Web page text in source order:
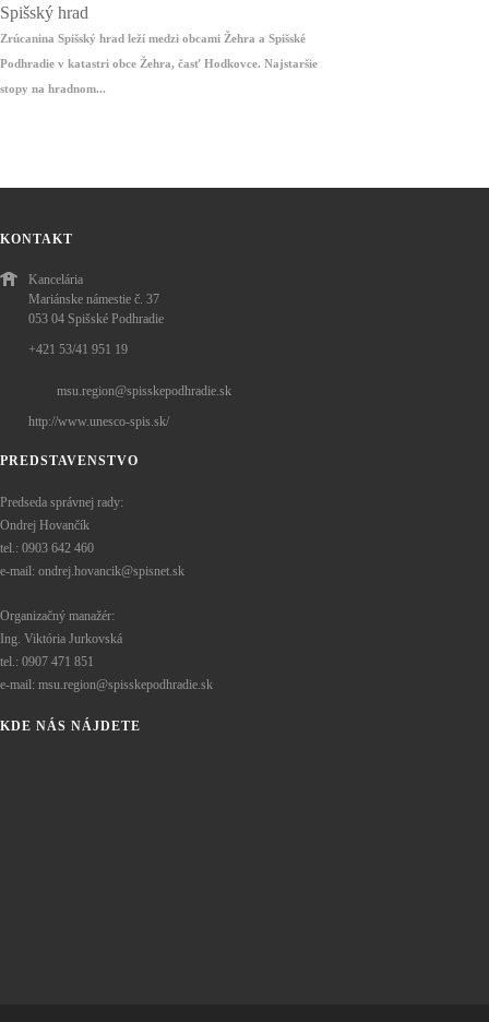
Spišský hrad
Zrúcanina Spišský hrad leží medzi obcami Žehra a Spišské
Podhradie v katastri obce Žehra, časť Hodkovce. Najstaršie
stopy na hradnom...
KONTAKT
Kancelária
Mariánske námestie č. 37
053 04 Spišské Podhradie
+421 53/41 951 19
msu.region@spisskepodhradie.sk
http://www.unesco-spis.sk/
PREDSTAVENSTVO
Predseda správnej rady:
Ondrej Hovančík
tel.: 0903 642 460
e-mail: ondrej.hovancik@spisnet.sk
Organizačný manažér:
Ing. Viktória Jurkovská
tel.: 0907 471 851
e-mail: msu.region@spisskepodhradie.sk
KDE NÁS NÁJDETE